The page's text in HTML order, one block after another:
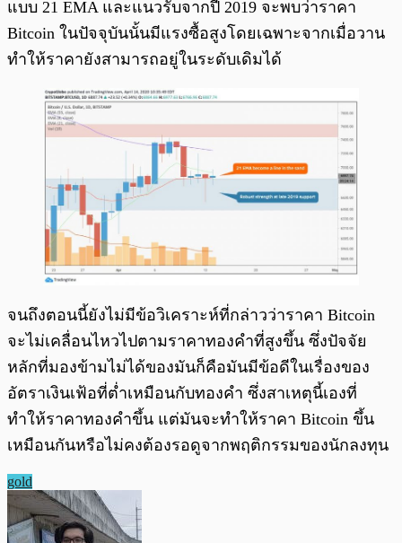
แบบ 21 EMA และแนวรับจากปี 2019 จะพบว่าราคา
Bitcoin ในปัจจุบันนั้นมีแรงซื้อสูงโดยเฉพาะจากเมื่อวาน
ทำให้ราคายังสามารถอยู่ในระดับเดิมได้
จนถึงตอนนี้ยังไม่มีข้อวิเคราะห์ที่กล่าวว่าราคา Bitcoin
จะไม่เคลื่อนไหวไปตามราคาทองคำที่สูงขึ้น ซึ่งปัจจัย
หลักที่มองข้ามไม่ได้ของมันก็คือมันมีข้อดีในเรื่องของ
อัตราเงินเฟ้อที่ต่ำเหมือนกับทองคำ ซึ่งสาเหตุนี้เองที่
ทำให้ราคาทองคำขึ้น แต่มันจะทำให้ราคา Bitcoin ขึ้น
เหมือนกันหรือไม่คงต้องรอดูจากพฤติกรรมของนักลงทุน
gold